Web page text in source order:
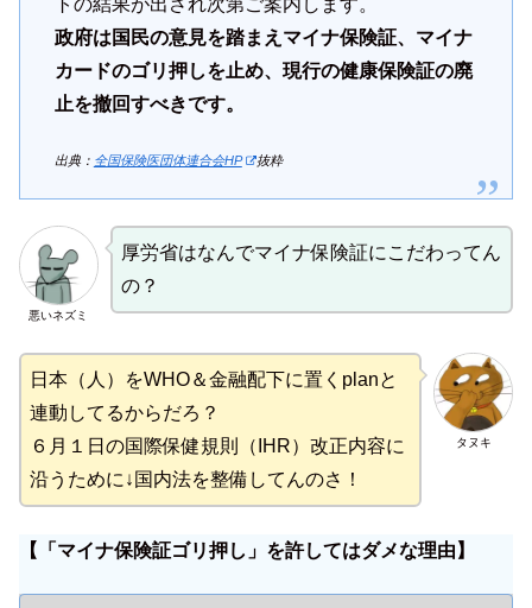
トの結果が出され次第ご案内します。
政府は国民の意見を踏まえマイナ保険証、マイナ
カードのゴリ押しを止め、現行の健康保険証の廃
止を撤回すべきです。
出典： 全国保険医団体連合会HP 抜粋
悪いネズミ
厚労省はなんでマイナ保険証にこだわってん
の？
タヌキ
日本（人）をWHO＆金融配下に置くplanと
連動してるからだろ？
６月１日の国際保健規則（IHR）改正内容に
沿うために↓国内法を整備してんのさ！
【「マイナ保険証ゴリ押し」を許してはダメな理由】